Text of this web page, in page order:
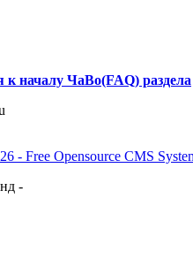
к началу ЧаВо(FAQ) раздела
-